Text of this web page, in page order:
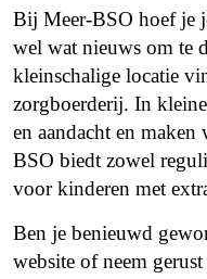
Bij Meer-BSO hoef je
wel wat nieuws om te
kleinschalige locatie
zorgboerderij. In
en aandacht en maken
BSO biedt zowel
voor kinderen met
Ben je benieuwd
website of neem